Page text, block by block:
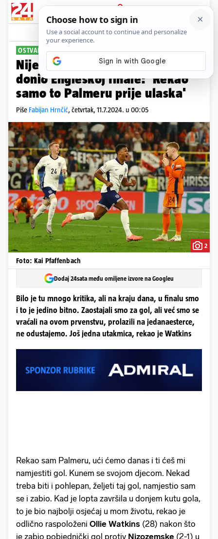
PRIJAVA
Sport Komentari
OSTVARILO SE
Nije ga bilo 'na mapi', a onda je
donio Engleskoj finale: 'Rekao
samo to Palmeru prije ulaska'
Piše Fabijan Hrnčić, četvrtak, 11.7.2024. u 00:05
2
Foto: Kai Pfaffenbach
Dodaj 24sata među omiljene izvore na Googleu
Bilo je tu mnogo kritika, ali na kraju dana, u finalu smo
i to je jedino bitno. Zaostajali smo za gol, ali već smo se
vraćali na ovom prvenstvu, prolazili na jedanaesterce,
ne odustajemo. Još jedna utakmica, rekao je Watkins
Rekao sam Palmeru, ući ćemo danas i ti ćeš mi
namjestiti gol. Kunem se svojom djecom. Nekad
treba biti i pohlepan, željeti taj gol, namjestio sam
se i zabio. Kad je lopta završila u donjem kutu gola,
to je bio najbolji osjećaj u mom životu, rekao je
odlično raspoloženi Ollie Watkins (28) nakon što
je zabio pobjednički gol protiv Nizozemske (2-1) u